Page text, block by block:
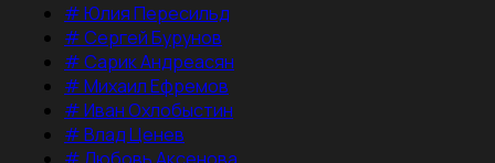
#Юлия Пересильд
#Сергей Бурунов
#Сарик Андреасян
#Михаил Ефремов
#Иван Охлобыстин
#Влад Ценев